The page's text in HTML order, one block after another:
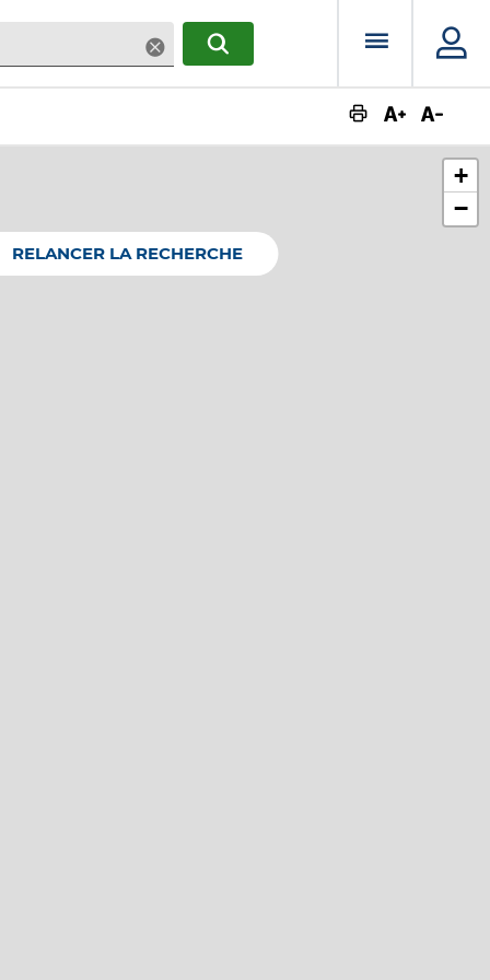
SupprimerRECHERCHERMenu
+
−
RELANCER LA RECHERCHE